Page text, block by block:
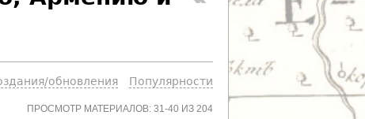
обновления Популярности
ПРОСМОТР МАТЕРИАЛОВ: 31-40 ИЗ 204